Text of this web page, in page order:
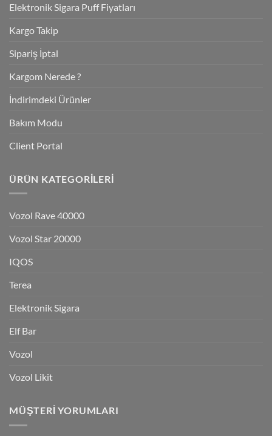
Elektronik Sigara Puff Fiyatları
Kargo Takip
Sipariş İptal
Kargom Nerede ?
İndirimdeki Ürünler
Bakım Modu
Client Portal
ÜRÜN KATEGORILERI
Vozol Rave 40000
Vozol Star 20000
IQOS
Terea
Elektronik Sigara
Elf Bar
Vozol
Vozol Likit
MÜŞTERI YORUMLARI